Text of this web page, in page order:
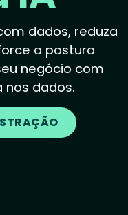
dados, reduza
a postura
negócio com
dados.